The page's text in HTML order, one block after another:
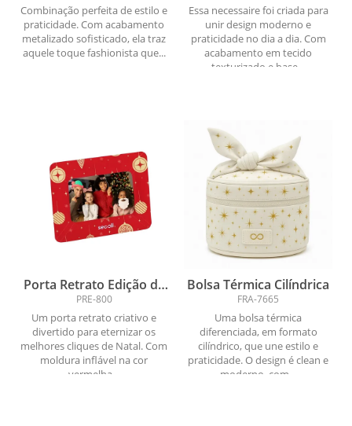
Combinação perfeita de estilo e
praticidade. Com acabamento
metalizado sofisticado, ela traz
aquele toque fashionista que...
Essa necessaire foi criada para
unir design moderno e
praticidade no dia a dia. Com
acabamento em tecido
texturizado e base...
Porta Retrato Edição de
Natal
PRE-800
Um porta retrato criativo e
divertido para eternizar os
melhores cliques de Natal. Com
moldura inflável na cor
vermelha...
Bolsa Térmica Cilíndrica
FRA-7665
Uma bolsa térmica
diferenciada, em formato
cilíndrico, que une estilo e
praticidade. O design é clean e
moderno, com...